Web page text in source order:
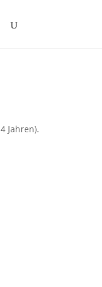
Jahren).